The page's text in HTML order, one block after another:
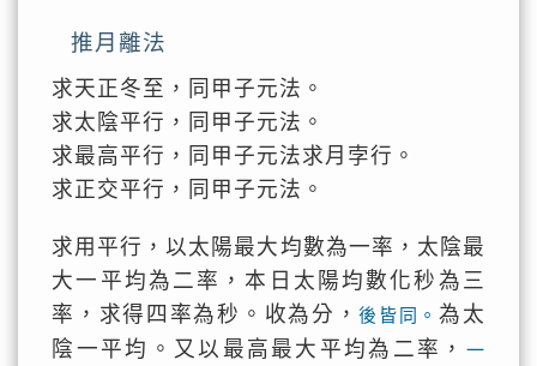
推月離法
求天正冬至，同甲子元法。
求太陰平行，同甲子元法。
求最高平行，同甲子元法求月孛行。
求正交平行，同甲子元法。
求用平行，以太陽最大均數為一率，太陰最
大一平均為二率，本日太陽均數化秒為三
率，求得四率為秒。收為分，後皆同。為太
陰一平均。又以最高最大平均為二率， 一